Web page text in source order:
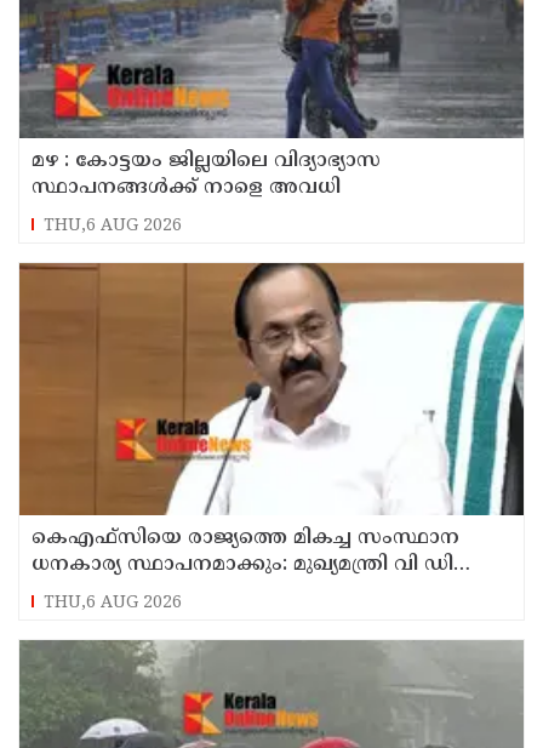
മഴ : കോട്ടയം ജില്ലയിലെ വിദ്യാഭ്യാസ
സ്ഥാപനങ്ങൾക്ക് നാളെ അവധി
THU,6 AUG 2026
കെഎഫ്‌സിയെ രാജ്യത്തെ മികച്ച സംസ്ഥാന
ധനകാര്യ സ്ഥാപനമാക്കും: മുഖ്യമന്ത്രി വി ഡി
സതീശൻ
THU,6 AUG 2026